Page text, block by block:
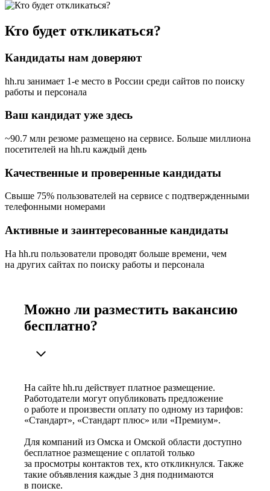
Кто будет откликаться?
Кандидаты нам доверяют
hh.ru занимает 1-е место в России среди сайтов по поиску
работы и персонала
Ваш кандидат уже здесь
~90.7 млн резюме размещено на сервисе. Больше миллиона
посетителей на hh.ru каждый день
Качественные и проверенные кандидаты
Свыше 75% пользователей на сервисе с подтвержденными
телефонными номерами
Активные и заинтересованные кандидаты
На hh.ru пользователи проводят больше времени, чем
на других сайтах по поиску работы и персонала
Можно ли разместить вакансию
бесплатно?
На сайте hh.ru действует платное размещение.
Работодатели могут опубликовать предложение
о работе и произвести оплату по одному из тарифов:
«Стандарт», «Стандарт плюс» или «Премиум».
Для компаний из Омска и Омской области доступно
бесплатное размещение с оплатой только
за просмотры контактов тех, кто откликнулся. Также
такие объявления каждые 3 дня поднимаются
в поиске.